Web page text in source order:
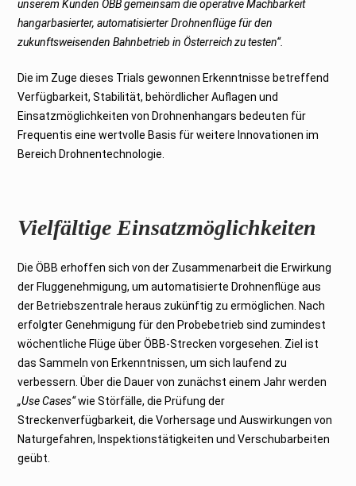
unserem Kunden ÖBB gemeinsam die operative Machbarkeit
hangarbasierter, automatisierter Drohnenflüge für den
zukunftsweisenden Bahnbetrieb in Österreich zu testen“.
Die im Zuge dieses Trials gewonnen Erkenntnisse betreffend
Verfügbarkeit, Stabilität, behördlicher Auflagen und
Einsatzmöglichkeiten von Drohnenhangars bedeuten für
Frequentis eine wertvolle Basis für weitere Innovationen im
Bereich Drohnentechnologie.
Vielfältige Einsatzmöglichkeiten
Die ÖBB erhoffen sich von der Zusammenarbeit die Erwirkung
der Fluggenehmigung, um automatisierte Drohnenflüge aus
der Betriebszentrale heraus zukünftig zu ermöglichen. Nach
erfolgter Genehmigung für den Probebetrieb sind zumindest
wöchentliche Flüge über ÖBB-Strecken vorgesehen. Ziel ist
das Sammeln von Erkenntnissen, um sich laufend zu
verbessern. Über die Dauer von zunächst einem Jahr werden
„Use Cases“wie Störfälle, die Prüfung der
Streckenverfügbarkeit, die Vorhersage und Auswirkungen von
Naturgefahren, Inspektionstätigkeiten und Verschubarbeiten
geübt.